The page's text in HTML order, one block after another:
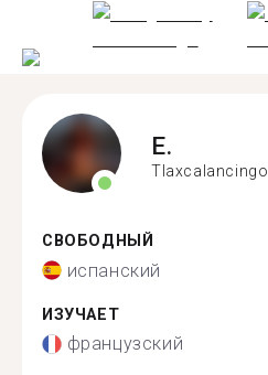
E.
Tlaxcalancingo
СВОБОДНЫЙ
испанский
ИЗУЧАЕТ
французский